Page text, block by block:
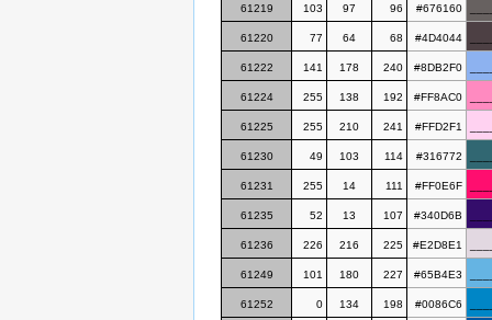
61219 103 97 96 #676160
61220 77 64 68 #4D4044
61222 141 178 240 #8DB2F0
61224 255 138 192 #FF8AC0
61225 255 210 241 #FFD2F1
61230 49 103 114 #316772
61231 255 14 111 #FF0E6F
61235 52 13 107 #340D6B
61236 226 216 225 #E2D8E1
61249 101 180 227 #65B4E3
61252 0 134 198 #0086C6